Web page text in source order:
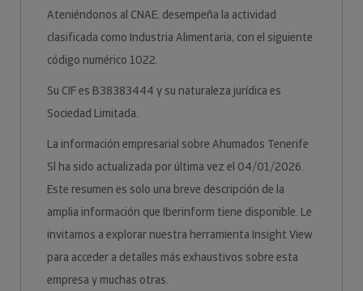
Ateniéndonos al CNAE, desempeña la actividad
clasificada como Industria Alimentaria, con el siguiente
código numérico 1022.
Su CIF es B38383444 y su naturaleza jurídica es
Sociedad Limitada.
La información empresarial sobre Ahumados Tenerife
Sl ha sido actualizada por última vez el 04/01/2026.
Este resumen es solo una breve descripción de la
amplia información que Iberinform tiene disponible. Le
invitamos a explorar nuestra herramienta Insight View
para acceder a detalles más exhaustivos sobre esta
empresa y muchas otras.